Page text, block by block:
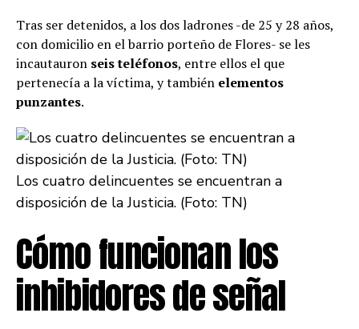
Tras ser detenidos, a los dos ladrones -de 25 y 28 años,
con domicilio en el barrio porteño de Flores- se les
incautauron seis teléfonos, entre ellos el que
pertenecía a la víctima, y también elementos
punzantes.
Los cuatro delincuentes se encuentran a
disposición de la Justicia. (Foto: TN)
Cómo funcionan los
inhibidores de señal